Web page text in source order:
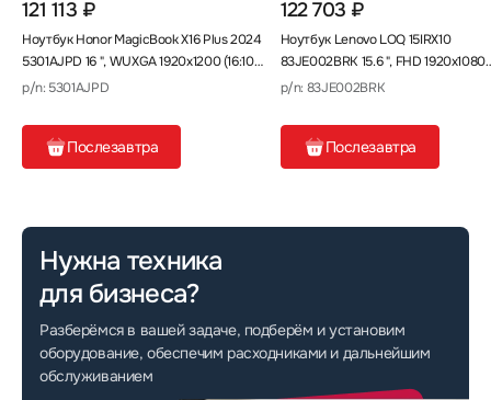
121 113 ₽
Ноутбук Honor MagicBook X16 Plus 2024
5301AJPD 16 ", WUXGA 1920x1200 (16:10),
Ryzen 7, 16 Гб
p/n: 5301AJPD
Послезавтра
122 703 ₽
Ноутбук Lenovo LOQ 15IRX10
83JE002BRK 15.6 ", FHD 1920x1080
(16:9), Core i5, 16 Гб
p/n: 83JE002BRK
Послезавтра
Нужна техника
для бизнеса?
Разберёмся в вашей задаче, подберём и установим
оборудование, обеспечим расходниками и дальнейшим
обслуживанием